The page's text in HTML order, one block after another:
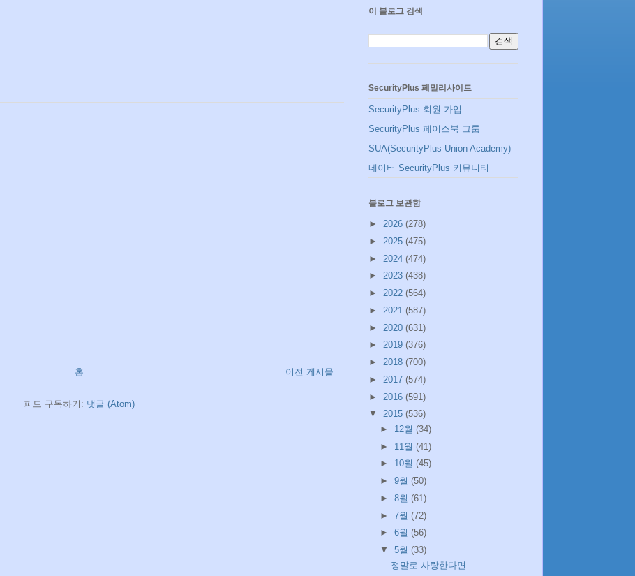
이전 게시물
홈
피드 구독하기: 댓글 (Atom)
이 블로그 검색
SecurityPlus 페밀리사이트
SecurityPlus 회원 가입
SecurityPlus 페이스북 그룹
SUA(SecurityPlus Union Academy)
네이버 SecurityPlus 커뮤니티
블로그 보관함
► 2026 (278)
► 2025 (475)
► 2024 (474)
► 2023 (438)
► 2022 (564)
► 2021 (587)
► 2020 (631)
► 2019 (376)
► 2018 (700)
► 2017 (574)
► 2016 (591)
▼ 2015 (536)
► 12월 (34)
► 11월 (41)
► 10월 (45)
► 9월 (50)
► 8월 (61)
► 7월 (72)
► 6월 (56)
▼ 5월 (33)
정말로 사랑한다면...